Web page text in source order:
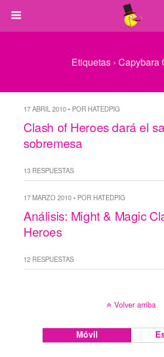
Etiquetas › Capybara
17 ABRIL 2010 • POR HATEDPIG
Clash of Heroes dará el
sobremesa
13 RESPUESTAS
17 MARZO 2010 • POR HATEDPIG
Análisis: Might & Magic
Heroes
12 RESPUESTAS
Volver arriba
Móvil